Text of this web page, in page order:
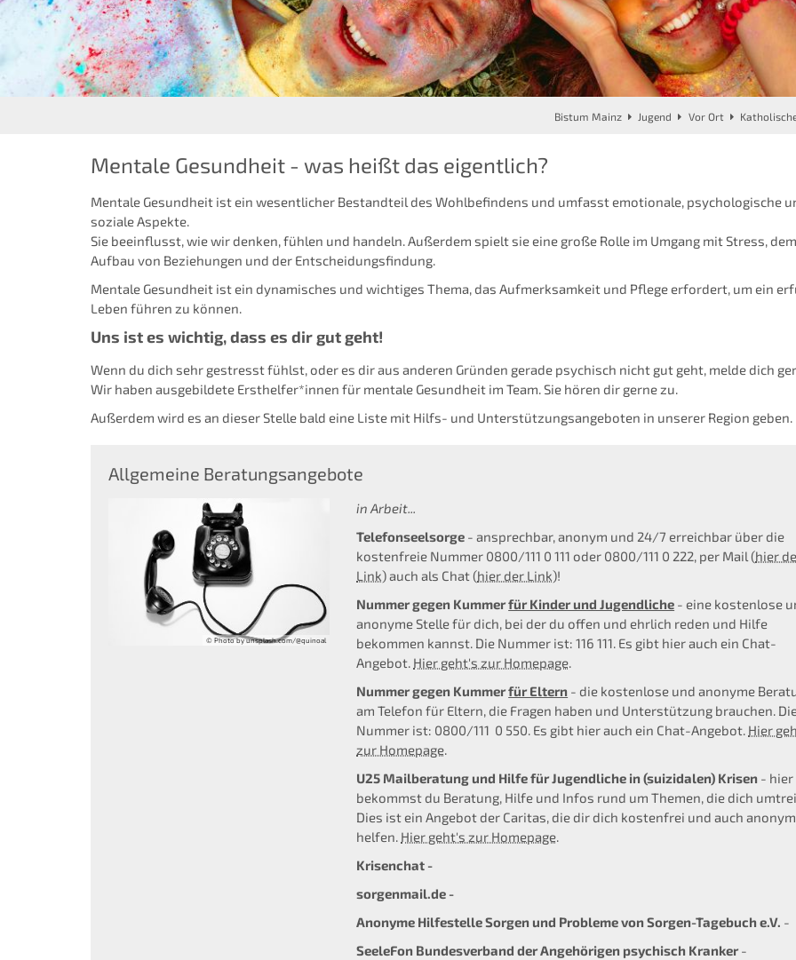
Bistum Mainz Jugend Vor Ort
Mentale Gesundheit - was heißt das eigentlich?
Mentale Gesundheit ist ein wesentlicher Bestandteil des Wohlbefindens und umfasst emotionale, psychologische
soziale Aspekte.
Sie beeinflusst, wie wir denken, fühlen und handeln. Außerdem spielt sie eine große Rolle im Umgang mit Stress, dem
Aufbau von Beziehungen und der Entscheidungsfindung.
Mentale Gesundheit ist ein dynamisches und wichtiges Thema, das Aufmerksamkeit und Pflege erfordert, um ein
Leben führen zu können.
Uns ist es wichtig, dass es dir gut geht!
Wenn du dich sehr gestresst fühlst, oder es dir aus anderen Gründen gerade psychisch nicht gut geht, melde dich
Wir haben ausgebildete Ersthelfer*innen für mentale Gesundheit im Team. Sie hören dir gerne zu.
Außerdem wird es an dieser Stelle bald eine Liste mit Hilfs- und Unterstützungsangeboten in unserer Region geben.
Allgemeine Beratungsangebote
© Photo by unsplash.com/@quinoal
in Arbeit...
Telefonseelsorge - ansprechbar, anonym und 24/7 erreichbar über die
kostenfreie Nummer 0800/111 0 111 oder 0800/111 0 222, per Mail (hier
Link) auch als Chat (hier der Link)!
Nummer gegen Kummerfür Kinder und Jugendliche - eine kostenlose
anonyme Stelle für dich, bei der du offen und ehrlich reden und Hilfe
bekommen kannst. Die Nummer ist: 116 111. Es gibt hier auch ein Chat-
Angebot. Hier geht's zur Homepage.
Nummer gegen Kummerfür Eltern - die kostenlose und anonyme
am Telefon für Eltern, die Fragen haben und Unterstützung brauchen.
Nummer ist: 0800/111 0 550. Es gibt hier auch ein Chat-Angebot. Hier
zur Homepage.
U25 Mailberatung und Hilfe für Jugendliche in (suizidalen) Krisen - hier
bekommst du Beratung, Hilfe und Infos rund um Themen, die dich
Dies ist ein Angebot der Caritas, die dir dich kostenfrei und auch anonym
helfen. Hier geht's zur Homepage.
Krisenchat -
sorgenmail.de -
Anonyme Hilfestelle Sorgen und Probleme von Sorgen-Tagebuch e.V. -
SeeleFon Bundesverband der Angehörigen psychisch Kranker -